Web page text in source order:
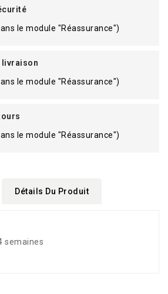
le module "Réassurance")
livraison
le module "Réassurance")
le module "Réassurance")
Détails Du Produit
semaines